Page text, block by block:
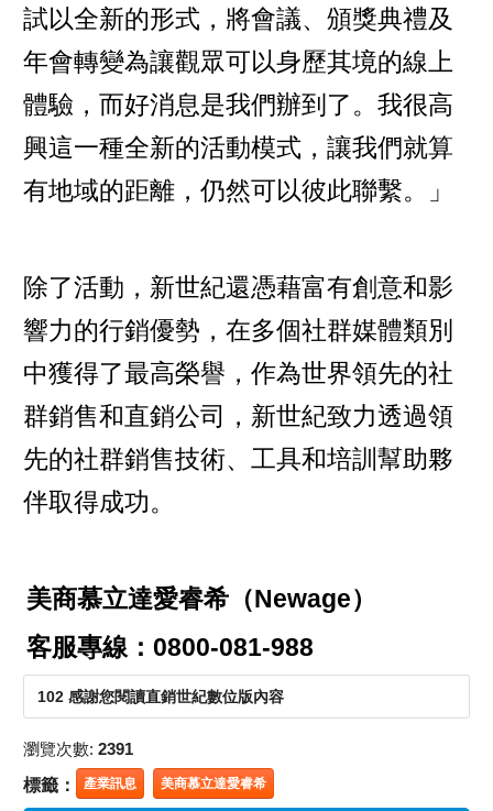
試以全新的形式，將會議、頒獎典禮及
年會轉變為讓觀眾可以身歷其境的線上
體驗，而好消息是我們辦到了。我很高
興這一種全新的活動模式，讓我們就算
有地域的距離，仍然可以彼此聯繫。」
除了活動，新世紀還憑藉富有創意和影
響力的行銷優勢，在多個社群媒體類別
中獲得了最高榮譽，作為世界領先的社
群銷售和直銷公司，新世紀致力透過領
先的社群銷售技術、工具和培訓幫助夥
伴取得成功。
美商慕立達愛睿希（Newage）
客服專線：0800-081-988
102 感謝您閱讀直銷世紀數位版內容
瀏覽次數: 2391
標籤： 產業訊息 美商慕立達愛睿希